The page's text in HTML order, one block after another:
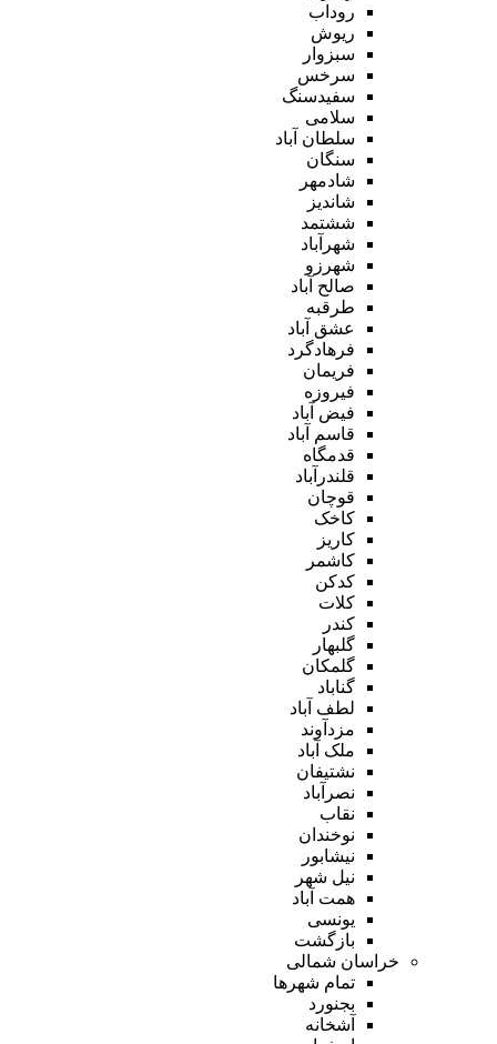
روداب
ریوش
سبزوار
سرخس
سفیدسنگ
سلامی
سلطان آباد
سنگان
شادمهر
شاندیز
ششتمد
شهرآباد
شهرزو
صالح آباد
طرقبه
عشق آباد
فرهادگرد
فریمان
فیروزه
فیض آباد
قاسم آباد
قدمگاه
قلندرآباد
قوچان
کاخک
کاریز
کاشمر
کدکن
کلات
کندر
گلبهار
گلمکان
گناباد
لطف آباد
مزدآوند
ملک آباد
نشتیفان
نصرآباد
نقاب
نوخندان
نیشابور
نیل شهر
همت آباد
یونسی
بازگشت
خراسان شمالی
تمام شهر‌ها
بجنورد
آشخانه